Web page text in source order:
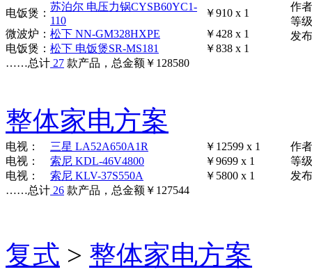
电饭煲：
苏泊尔 电压力锅CYSB60YC1-
110
￥910 x 1
微波炉： 松下 NN-GM328HXPE
￥428 x 1
电饭煲： 松下 电饭煲SR-MS181
￥838 x 1
……总计 27 款产品，总金额 ￥ 128580
作
等
发
整体家电方案
电视： 三星 LA52A650A1R
￥12599 x 1
电视：
索尼 KDL-46V4800
￥9699 x 1
电视：
索尼 KLV-37S550A
￥5800 x 1
……总计 26 款产品，总金额 ￥ 127544
作
等
发
复式 > 整体家电方案